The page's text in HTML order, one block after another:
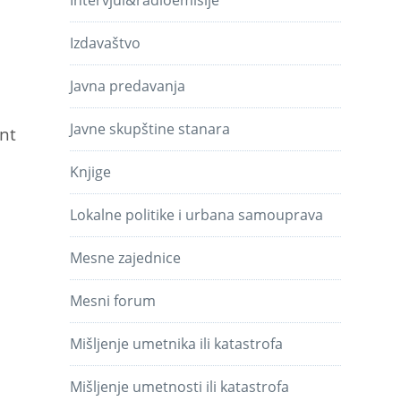
Izdavaštvo
Javna predavanja
Javne skupštine stanara
Knjige
Lokalne politike i urbana samouprava
Mesne zajednice
Mesni forum
Mišljenje umetnika ili katastrofa
Mišljenje umetnosti ili katastrofa